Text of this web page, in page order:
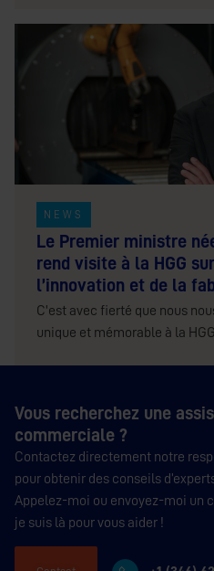
NEWS
Le Premier ministre
rend visite à la HGG
l’innovation et de la
C'est avec fierté que nous
unique et mémorable à la
Vous recherchez une
commerciale ?
Contactez directement notre
pour obtenir des conseils
Appelez-moi ou envoyez-moi un
je suis là pour vous aider !